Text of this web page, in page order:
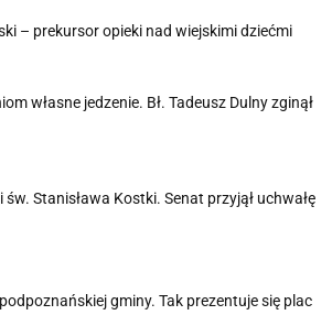
– prekursor opieki nad wiejskimi dziećmi
własne jedzenie. Bł. Tadeusz Dulny zginął
Stanisława Kostki. Senat przyjął uchwałę
gminy. Tak prezentuje się plac